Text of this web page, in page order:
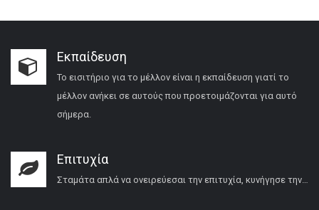
Εκπαίδευση
Το εισιτήριο για το μέλλον είναι η εκπαίδευση γιατί το
μέλλον ανήκει σε αυτούς που προετοιμάζονται για αυτό
σήμερα.
Επιτυχία
Σταμάτα απλά να ονειρεύεσαι την επιτυχία, κυνήγησε την…